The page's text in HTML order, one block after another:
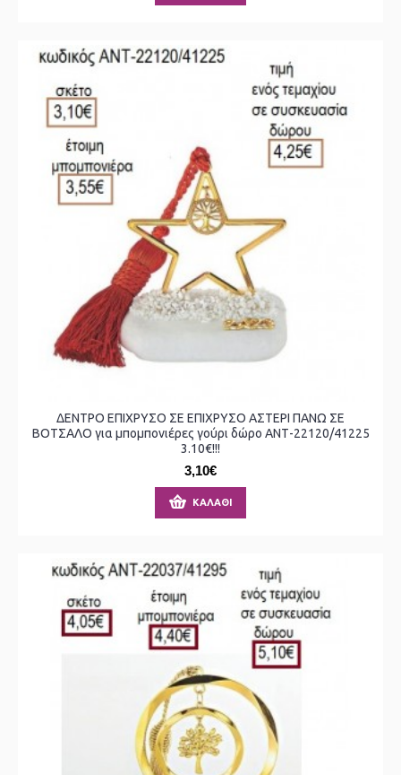
ΔΕΝΤΡΟ ΕΠΙΧΡΥΣΟ ΣΕ ΕΠΙΧΡΥΣΟ ΑΣΤΕΡΙ ΠΑΝΩ ΣΕ
ΒΟΤΣΑΛΟ για μπομπονιέρες γούρι δώρο ΑΝΤ-22120/41225
3.10€!!!
3,10€
ΚΑΛΆΘΙ